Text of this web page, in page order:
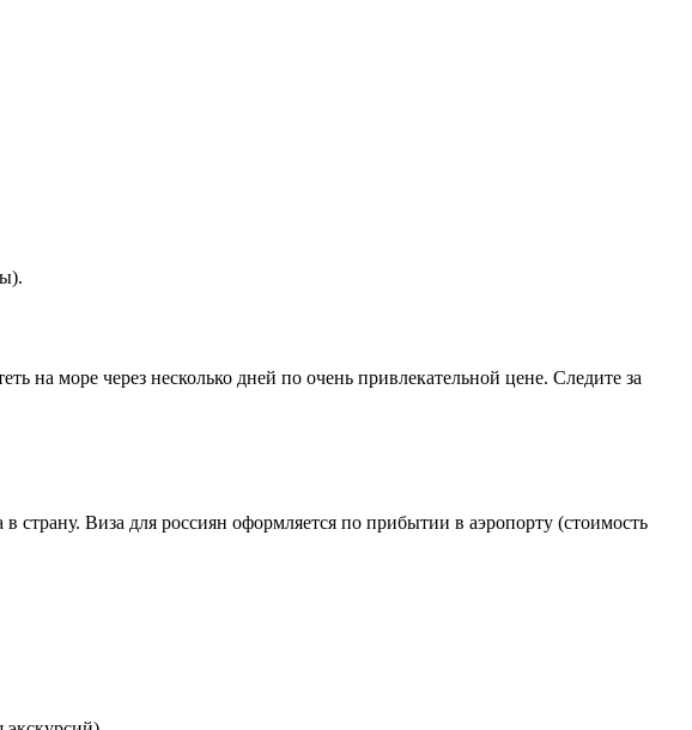
на море через несколько дней по очень привлекательной цене. Следите за
страну. Виза для россиян оформляется по прибытии в аэропорту (стоимость